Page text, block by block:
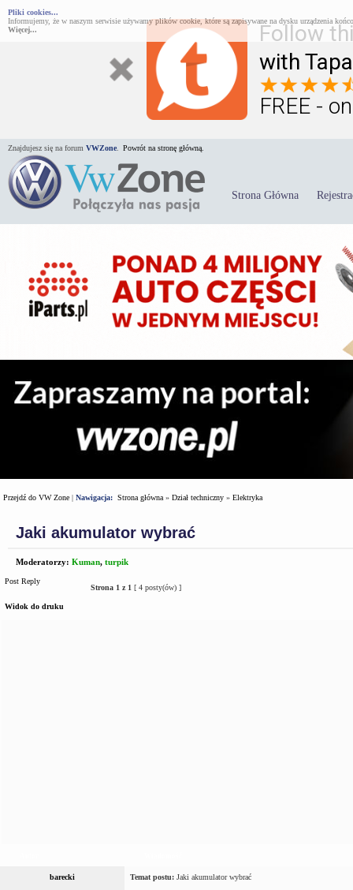
Follow
with
FREE -
Pliki cookies...
Informujemy, że w naszym serwisie używamy plików cookie, które są zapisywane na dysku urządzenia
Więcej...
Znajdujesz się na forum VWZone Powrót na stronę główną.
Strona Główna
Przejdź do VW Zone | Nawigacja: Strona główna » Dział techniczny » Elektryka
Jaki akumulator wybrać
Moderatorzy: Kuman, turpik
Post Reply
Strona 1 z 1 [ 4 posty(ów) ]
Widok do druku
barecki Temat postu: Jaki akumulator wybrać